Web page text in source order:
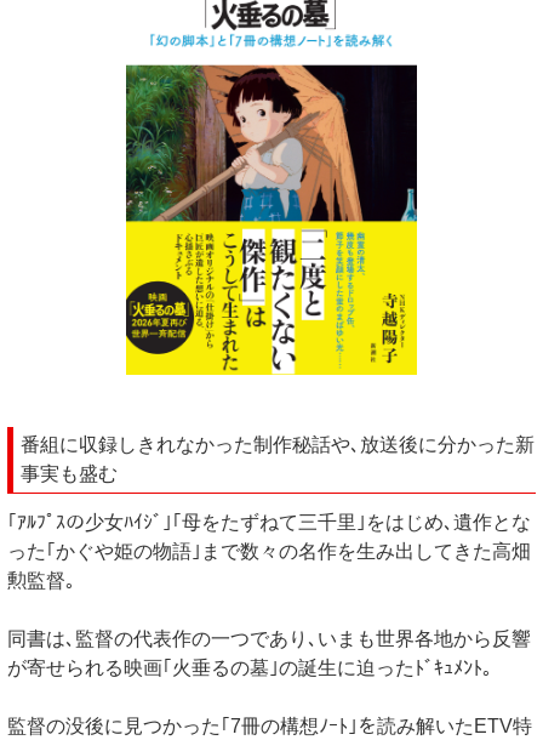
番組に収録しきれなかった制作秘話や､放送後に分かった新
事実も盛む
｢ｱﾙﾌﾟｽの少女ﾊｲｼﾞ｣｢母をたずねて三千里｣をはじめ､遺作とな
った｢かぐや姫の物語｣まで数々の名作を生み出してきた高畑
勲監督｡
同書は､監督の代表作の一つであり､いまも世界各地から反響
が寄せられる映画｢火垂るの墓｣の誕生に迫ったﾄﾞｷｭﾒﾝﾄ｡
監督の没後に見つかった｢7冊の構想ﾉｰﾄ｣を読み解いたETV特